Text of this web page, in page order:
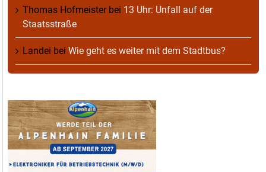
Thomas Hofmeisterbei 13 Uhr: Unfall auf der
Staatsstraße
Landei bei Wie geht es weiter mit dem Stadtbus?